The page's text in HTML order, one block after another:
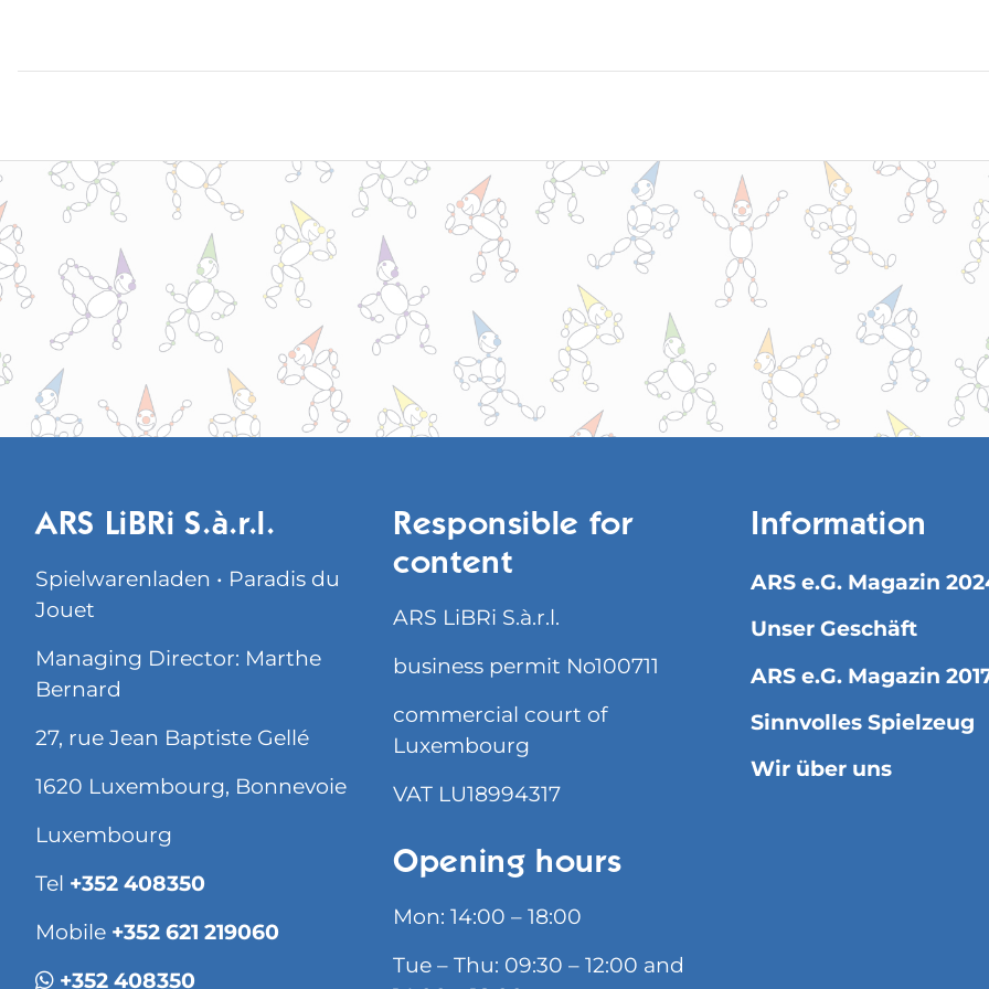
ARS LiBRi S.à.r.l.
Spielwarenladen • Paradis du
Jouet
Managing Director: Marthe
Bernard
27, rue Jean Baptiste Gellé
1620 Luxembourg, Bonnevoie
Luxembourg
Tel +352 408350
Mobile +352 621 219060
+352 408350
Responsible for
content
ARS LiBRi S.à.r.l.
business permit No100711
commercial court of
Luxembourg
VAT LU18994317
Opening hours
Mon: 14:00 – 18:00
Tue – Thu: 09:30 – 12:00 and
Information
ARS e.G. Magazin
Unser Geschäft
ARS e.G. Magazin
Sinnvolles Spielzeug
Wir über uns